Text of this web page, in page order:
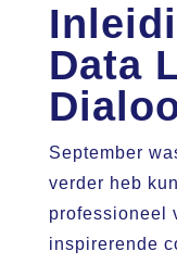
Data
September
verder heb
professioneel
inspirerende